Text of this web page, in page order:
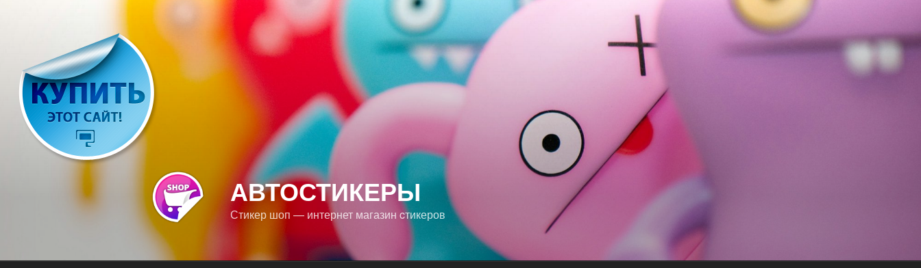
АВТОСТИКЕРЫ
Стикер шоп — интернет магазин cтикеров